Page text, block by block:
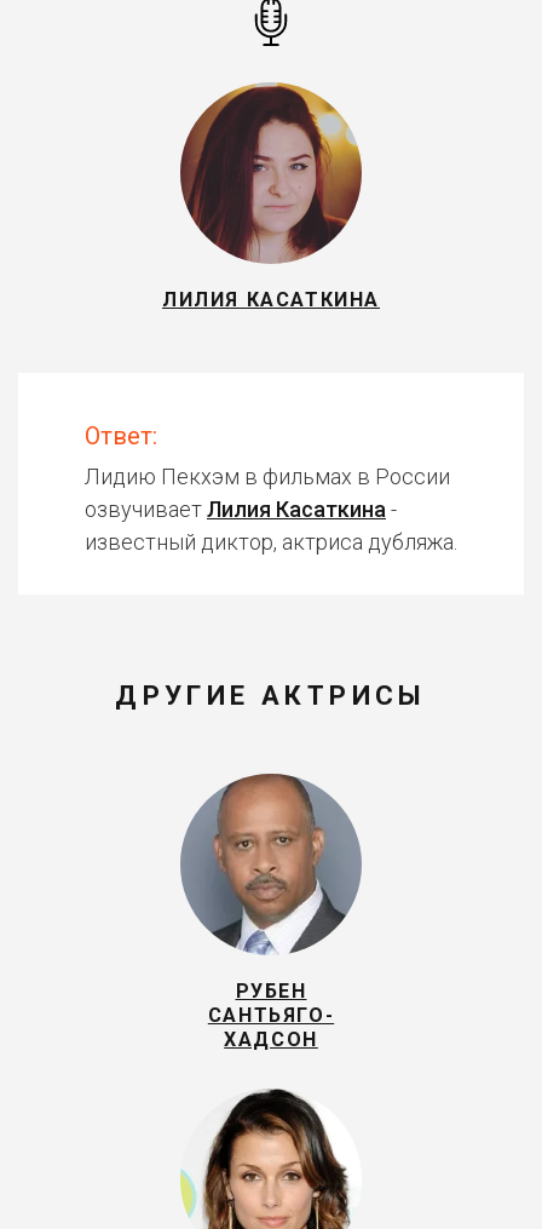
ЛИЛИЯ КАСАТКИНА
Ответ:
Лидию Пекхэм в фильмах в России
озвучиваетЛилия Касаткина -
известный диктор, актриса дубляжа.
ДРУГИЕ АКТРИСЫ
РУБЕН
САНТЬЯГО-
ХАДСОН